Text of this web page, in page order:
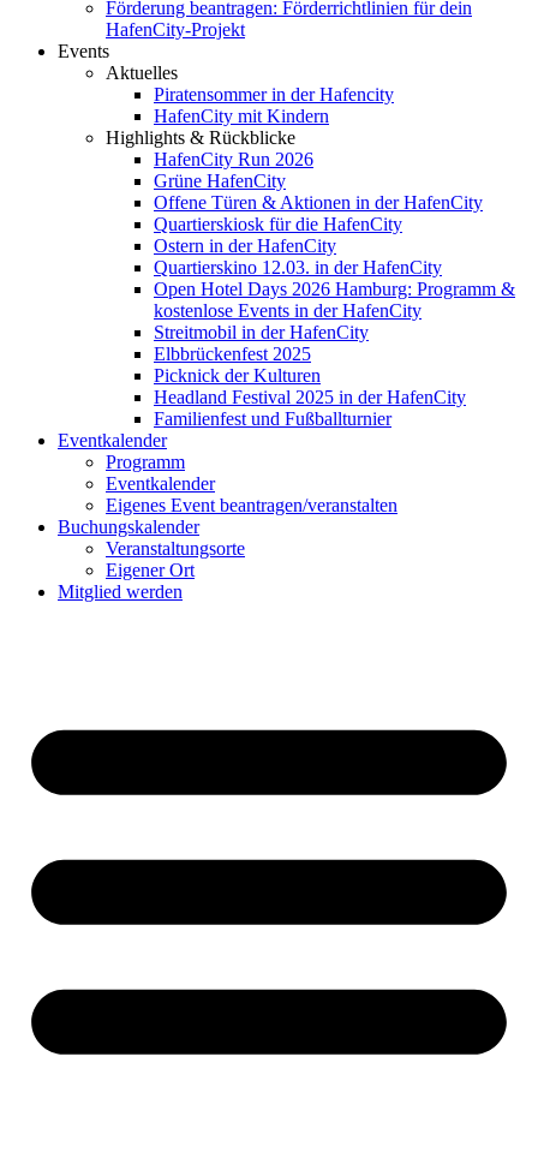
Förderung beantragen: Förderrichtlinien für dein
HafenCity-Projekt
Events
Aktuelles
Piratensommer in der Hafencity
HafenCity mit Kindern
Highlights & Rückblicke
HafenCity Run 2026
Grüne HafenCity
Offene Türen & Aktionen in der HafenCity
Quartierskiosk für die HafenCity
Ostern in der HafenCity
Quartierskino 12.03. in der HafenCity
Open Hotel Days 2026 Hamburg: Programm &
kostenlose Events in der HafenCity
Streitmobil in der HafenCity
Elbbrückenfest 2025
Picknick der Kulturen
Headland Festival 2025 in der HafenCity
Familienfest und Fußballturnier
Eventkalender
Programm
Eventkalender
Eigenes Event beantragen/veranstalten
Buchungskalender
Veranstaltungsorte
Eigener Ort
Mitglied werden